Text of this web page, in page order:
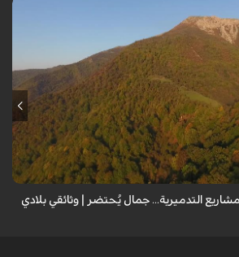
يوماً من أجمل الموائل الطبيعية في إيران، يحذر
الأعمال والمشاريع التدميرية تنهش بجسم
التدميرية... جمال يُحتضر | وثائقي بلادي